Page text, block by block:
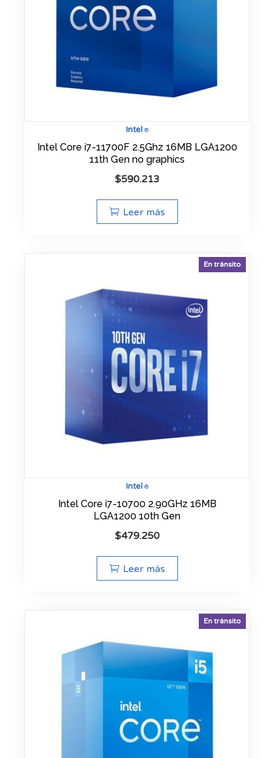
Intel®
Intel Core i7-11700F 2.5Ghz 16MB LGA1200
11th Gen no graphics
$590.213
Leer más
Intel®
En tránsito
Intel Core i7-10700 2.90GHz 16MB
LGA1200 10th Gen
$479.250
Leer más
En tránsito